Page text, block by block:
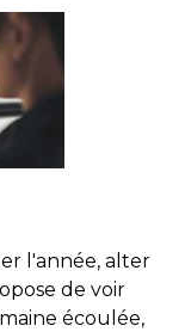
l'année, alter
de voir
écoulée,